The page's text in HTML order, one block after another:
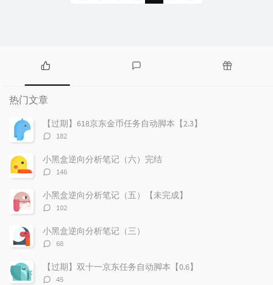
热
门
文
章
论
热门文章
【过期】618京东金币任务自动脚本【2.3】
评
数：
182
小黑盒逆向分析笔记（六）完结
评
数：
146
小黑盒逆向分析笔记（五）【未完成】
评
数：
102
小黑盒逆向分析笔记（三）
评
数：
68
【过期】双十一京东任务自动脚本【0.6】
评
45